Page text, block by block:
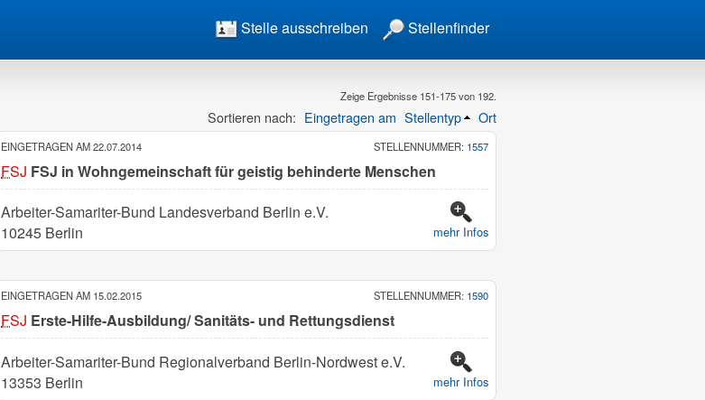
Stelle ausschreiben Stellenfinder
Zeige Ergebnisse 151-175 von 192.
Sortieren nach: Eingetragen am Stellentyp Ort
EINGETRAGEN AM 22.07.2014 STELLENNUMMER: 1557
FSJ FSJ in Wohngemeinschaft für geistig behinderte Menschen
Arbeiter-Samariter-Bund Landesverband Berlin e.V.
10245 Berlin
mehr Infos
EINGETRAGEN AM 15.02.2015 STELLENNUMMER: 1590
FSJ Erste-Hilfe-Ausbildung/ Sanitäts- und Rettungsdienst
Arbeiter-Samariter-Bund Regionalverband Berlin-Nordwest e.V.
13353 Berlin
mehr Infos